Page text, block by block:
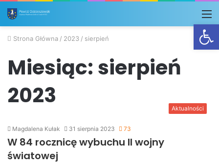
Strona Główna / 2023 / sierpień
Miesiąc: sierpień
2023
Aktualności
Magdalena Kułak 31 sierpnia 2023 73
W 84 rocznicę wybuchu II wojny
światowej